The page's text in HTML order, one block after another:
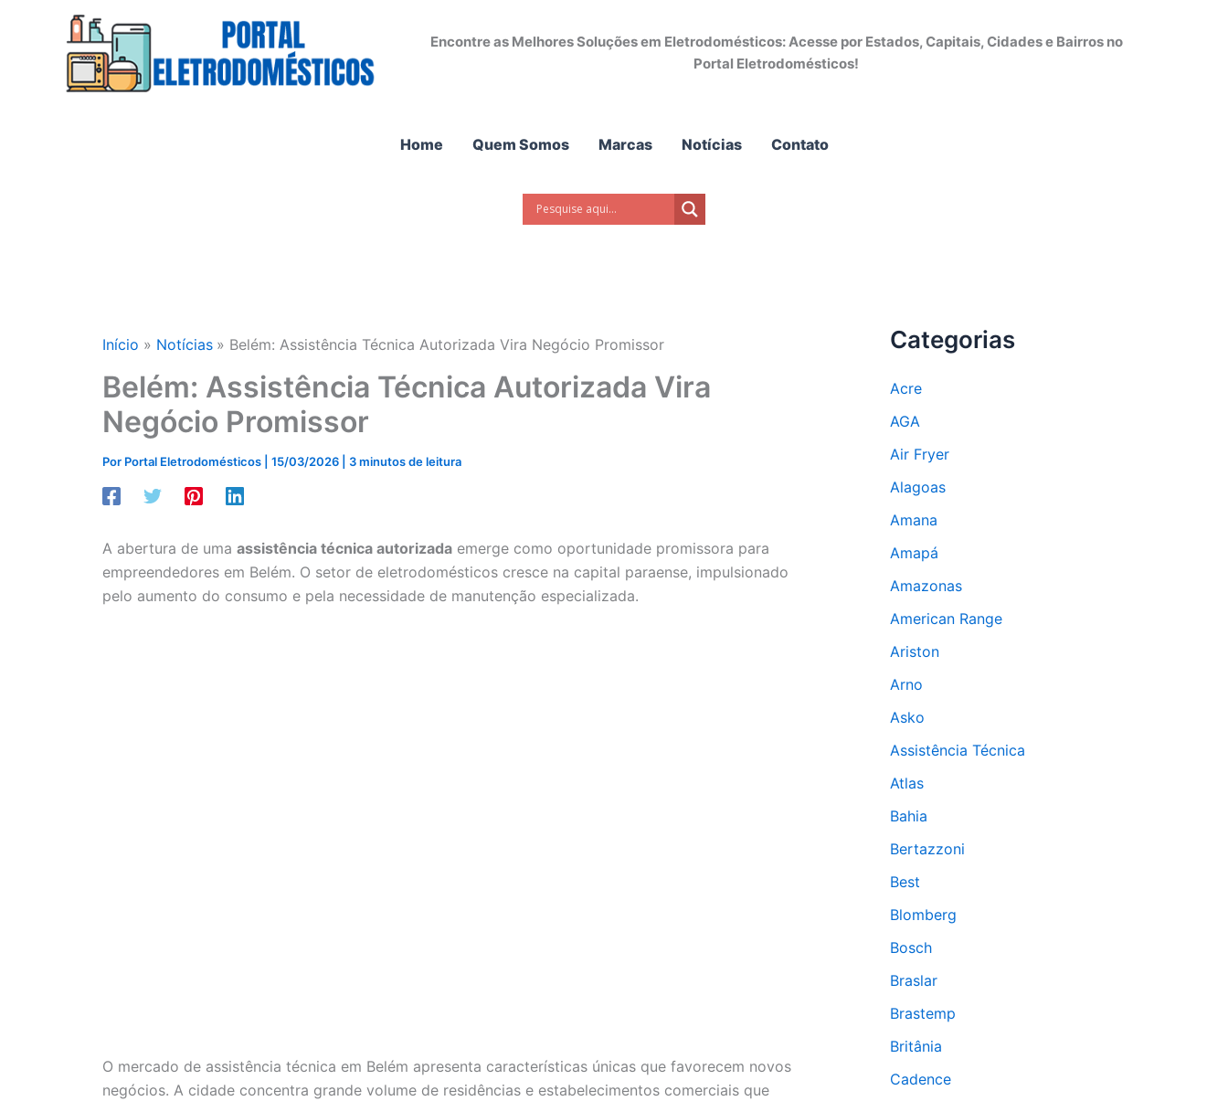
Encontre as Melhores Soluções em Eletrodomésticos: Acesse por Estados, Capitais, Cidades e Bairros no
Portal Eletrodomésticos!
Home Quem Somos Marcas Notícias Contato
Início Notícias Belém: Assistência Técnica Autorizada Vira Negócio Promissor
Belém: Assistência Técnica Autorizada Vira
Negócio Promissor
Por Portal Eletrodomésticos 15/03/2026 3 minutos de leitura
A abertura de uma assistência técnica autorizada emerge como oportunidade promissora para
empreendedores em Belém. O setor de eletrodomésticos cresce na capital paraense, impulsionado
pelo aumento do consumo e pela necessidade de manutenção especializada.
O mercado de assistência técnica em Belém apresenta características únicas que favorecem novos
negócios. A cidade concentra grande volume de residências e estabelecimentos comerciais que
Categorias
Acre
AGA
Air Fryer
Alagoas
Amana
Amapá
Amazonas
American Range
Ariston
Arno
Asko
Assistência Técnica
Atlas
Bahia
Bertazzoni
Best
Blomberg
Bosch
Braslar
Brastemp
Britânia
Cadence